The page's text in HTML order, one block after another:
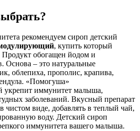
рекомендуем сироп детский
, купить который
обогащен йодом и
Основа – это натуральные
облепиха, прополис, крапива,
«Помогуша»
иммунитет малыша,
заболеваний. Вкусный препарат
чистом виде, добавлять в теплый чай,
воду. Детский сироп
иммунитета вашего малыша.